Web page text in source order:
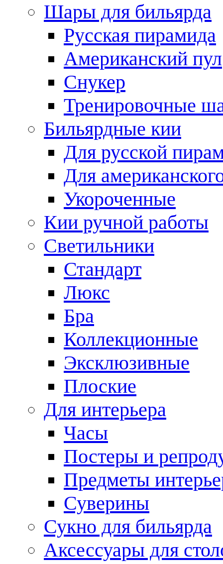
Шары для бильярда
Русская пирамида
Американский пул
Снукер
Тренировочные
Бильярдные кии
Для русской
Для
Укороченные
Кии ручной работы
Светильники
Стандарт
Люкс
Бра
Коллекционные
Эксклюзивные
Плоские
Для интерьера
Часы
Постеры и
Предметы
Суверины
Сукно для бильярда
Аксессуары для